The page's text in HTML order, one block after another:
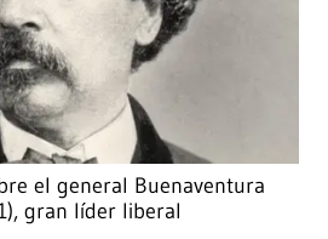
el general Buenaventura
gran líder liberal